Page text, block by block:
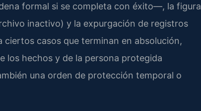
formal si se completa con éxito—, la figura
inactivo) y la expurgación de registros
casos que terminan en absolución,
los hechos y de la persona protegida
una orden de protección temporal o